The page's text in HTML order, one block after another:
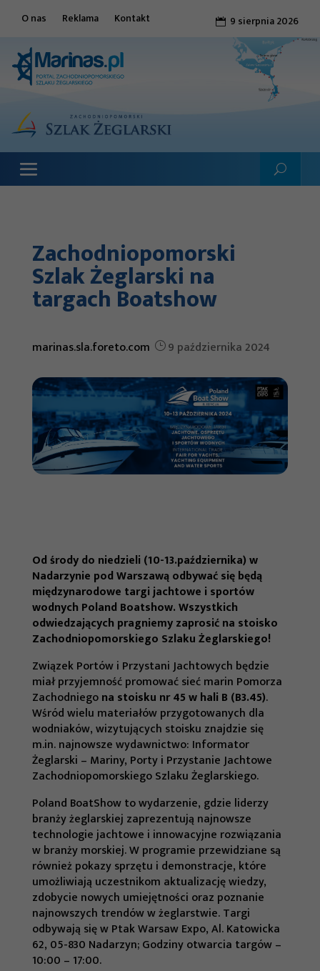
O nas Reklama Kontakt  9 sierpnia 2026
Zachodniopomorski
Szlak Żeglarski na
targach Boatshow
marinas.sla.foreto.com 9 października 2024
Od środy do niedzieli (10-13.października) w
Nadarzynie pod Warszawą odbywać się będą
międzynarodowe targi jachtowe i sportów
wodnych Poland Boatshow. Wszystkich
odwiedzających pragniemy zaprosić na stoisko
Zachodniopomorskiego Szlaku Żeglarskiego!
Związek Portów i Przystani Jachtowych będzie
miał przyjemność promować sieć marin Pomorza
Zachodniegona stoisku nr 45 w hali B (B3.45).
Wśród wielu materiałów przygotowanych dla
wodniaków, wizytujących stoisku znajdzie się
m.in. najnowsze wydawnictwo: Informator
Żeglarski – Mariny, Porty i Przystanie Jachtowe
Zachodniopomorskiego Szlaku Żeglarskiego.
Poland BoatShow to wydarzenie, gdzie liderzy
branży żeglarskiej zaprezentują najnowsze
technologie jachtowe i innowacyjne rozwiązania
w branży morskiej. W programie przewidziane są
również pokazy sprzętu i demonstracje, które
umożliwiają uczestnikom aktualizację wiedzy,
zdobycie nowych umiejętności oraz poznanie
najnowszych trendów w żeglarstwie. Targi
odbywają się w Ptak Warsaw Expo, Al. Katowicka
62, 05-830 Nadarzyn; Godziny otwarcia targów –
10:00 – 17:00.